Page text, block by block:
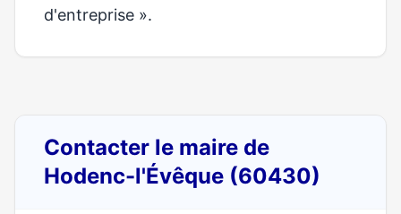
d'entreprise ».
Contacter le maire de
Hodenc-l'Évêque (60430)